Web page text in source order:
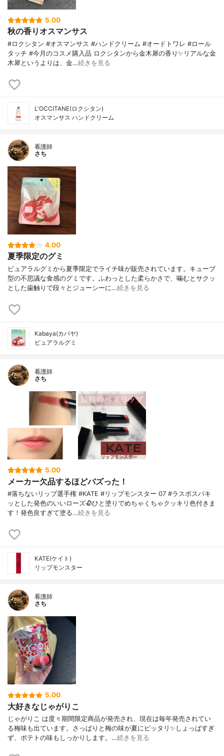
5.00
秋の香りオスマンサス
#ロクシタン #オスマンサス #ハンドクリーム #オードトワレ #ロール
タッチ #今月のコスメ購入品 ロクシタンから金木犀の香り✨リアルな金
木犀というよりは、金…続きを見る
L'OCCITANE(ロクシタン)
オスマンサス ハンドクリーム
看護師
さち
4.00
夏季限定のグミ
ピュアラルグミから夏季限定でライチ味が販売されています。キューブ
型の不思議な食感のグミです。ふわっとした柔らかさで、噛むとサクッ
とした歯触りで段々とジューシーに…続きを見る
Kabaya(カバヤ)
ピュアラルグミ
看護師
さち
5.00
メーカー欠品するほどバズった！
#落ちないリップ選手権 #KATE #リップモンスター 07 #ラスボスパキ
ッとした発色のいいローズ🥀ひと塗りでめちゃくちゃクッキリ色付きま
す！発色良すぎて塗る…続きを見る
KATE(ケイト)
リップモンスター
看護師
さち
5.00
大好きなじゃがりこ
じゃがりこ は度々期間限定商品が発売され、現在は毎年発売されてい
る梅味も出ています。さっぱりと梅の味が夏にピッタリ✨しょっぱすぎ
ず、ポテトの味もしっかりします。…続きを見る